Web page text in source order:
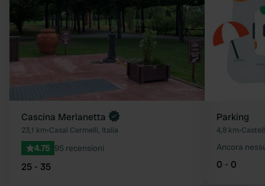
Cascina Merlanetta
23,1 km•Casal Cermelli, Italia
4.75 95 recensioni
25 - 35
Parking
4,8 km•
Ancora
0 - 0